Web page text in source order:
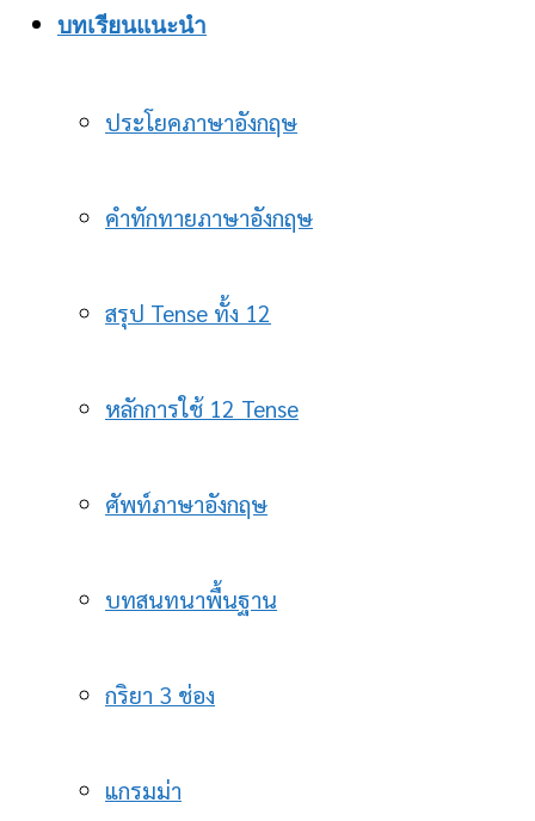
บทเรียนแนะนำ
ประโยคภาษาอังกฤษ
คำทักทายภาษาอังกฤษ
สรุป Tense ทั้ง 12
หลักการใช้ 12 Tense
ศัพท์ภาษาอังกฤษ
บทสนทนาพื้นฐาน
กริยา 3 ช่อง
แกรมม่า